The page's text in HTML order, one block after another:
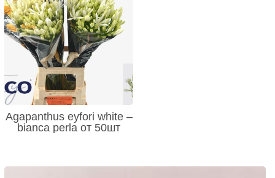
Agapanthus eyfori white –
bianca perla от 50шт